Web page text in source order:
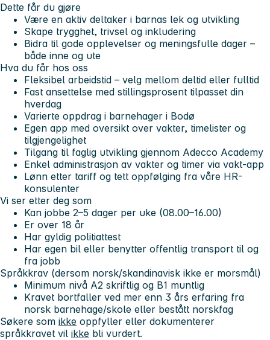
Dette får du gjøre
Være en aktiv deltaker i barnas lek og utvikling
Skape trygghet, trivsel og inkludering
Bidra til gode opplevelser og meningsfulle dager –
både inne og ute
Hva du får hos oss
Fleksibel arbeidstid – velg mellom deltid eller fulltid
Fast ansettelse med stillingsprosent tilpasset din
hverdag
Varierte oppdrag i barnehager i Bodø
Egen app med oversikt over vakter, timelister og
tilgjengelighet
Tilgang til faglig utvikling gjennom Adecco Academy
Enkel administrasjon av vakter og timer via vakt-app
Lønn etter tariff og tett oppfølging fra våre HR-
konsulenter
Vi ser etter deg som
Kan jobbe 2–5 dager per uke (08.00–16.00)
Er over 18 år
Har gyldig politiattest
Har egen bil eller benytter offentlig transport til og
fra jobb
Språkkrav (dersom norsk/skandinavisk ikke er morsmål)
Minimum nivå A2 skriftlig og B1 muntlig
Kravet bortfaller ved mer enn 3 års erfaring fra
norsk barnehage/skole eller bestått norskfag
Søkere som ikke oppfyller eller dokumenterer
språkkravet vil ikke bli vurdert.